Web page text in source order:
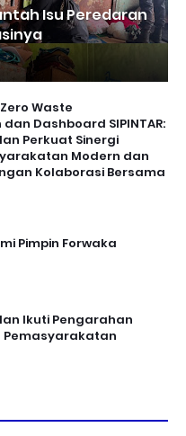
Isu Peredaran
Waste
Dashboard SIPINTAR:
Perkuat Sinergi
Modern dan
Kolaborasi Bersama
Pimpin Forwaka
Ikuti Pengarahan
Pemasyarakatan